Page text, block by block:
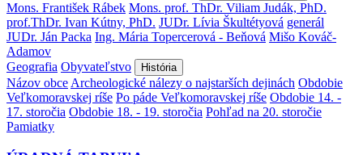
Mons. František Rábek Mons. prof. ThDr. Viliam Judák, PhD.
prof.ThDr. Ivan Kútny, PhD. JUDr. Lívia Škultétyová generál
JUDr. Ján Packa Ing. Mária Topercerová - Beňová Mišo Kováč-
Adamov
Geografia Obyvateľstvo História
Názov obce Archeologické nálezy o najstarších dejinách Obdobie
Veľkomoravskej ríše Po páde Veľkomoravskej ríše Obdobie 14. -
17. storočia Obdobie 18. - 19. storočia Pohľad na 20. storočie
Pamiatky